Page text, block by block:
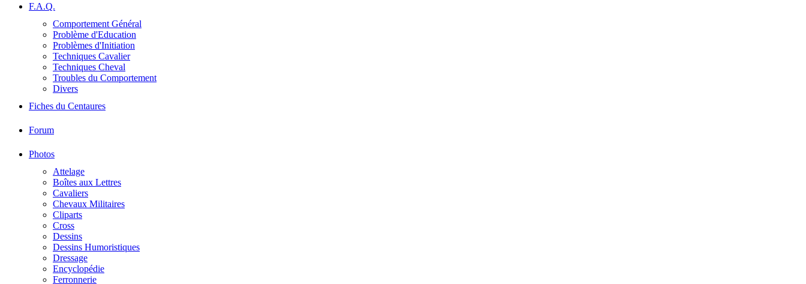
F.A.Q.
Comportement Général
Problème d'Education
Problèmes d'Initiation
Techniques Cavalier
Techniques Cheval
Troubles du Comportement
Divers
Fiches du Centaures
Forum
Photos
Attelage
Boîtes aux Lettres
Cavaliers
Chevaux Militaires
Cliparts
Cross
Dessins
Dessins Humoristiques
Dressage
Encyclopédie
Ferronnerie